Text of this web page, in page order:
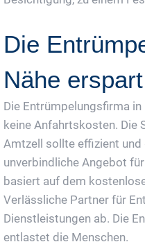
Die
Nähe
Die Entrümpelungsfirma
keine Anfahrtskosten. Die
Amtzell sollte effizient und
unverbindliche Angebot
basiert auf dem
Verlässliche Partner für
Dienstleistungen ab. Die
entlastet die Menschen.